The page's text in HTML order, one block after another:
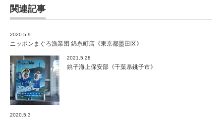
は
関連記事
2020.5.9
ニッポンまぐろ漁業団 錦糸町店《東京都墨田区》
2021.5.28
銚子海上保安部《千葉県銚子市》
2020.5.3